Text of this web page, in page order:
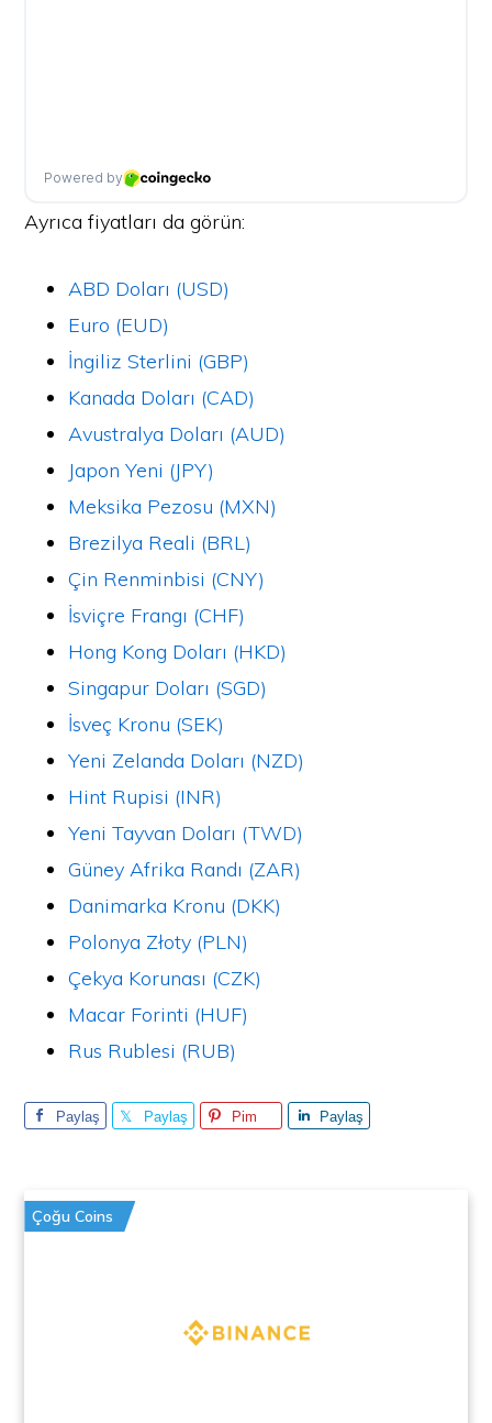
Ayrıca fiyatları da görün:
ABD Doları (USD)
Euro (EUD)
İngiliz Sterlini (GBP)
Kanada Doları (CAD)
Avustralya Doları (AUD)
Japon Yeni (JPY)
Meksika Pezosu (MXN)
Brezilya Reali (BRL)
Çin Renminbisi (CNY)
İsviçre Frangı (CHF)
Hong Kong Doları (HKD)
Singapur Doları (SGD)
İsveç Kronu (SEK)
Yeni Zelanda Doları (NZD)
Hint Rupisi (INR)
Yeni Tayvan Doları (TWD)
Güney Afrika Randı (ZAR)
Danimarka Kronu (DKK)
Polonya Złoty (PLN)
Çekya Korunası (CZK)
Macar Forinti (HUF)
Rus Rublesi (RUB)
Paylaş Paylaş Pim Paylaş
Çoğu Coins